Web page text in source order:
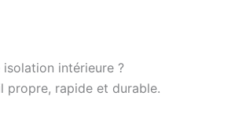
intérieure ?
propre, rapide et durable.